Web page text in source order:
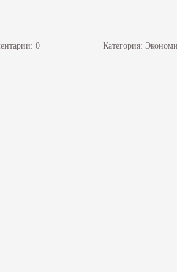
0 Категория: